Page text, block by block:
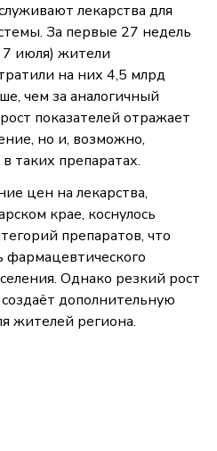
лекарства для
За первые 27 недель
7 июля) жители
на них 4,5 млрд
чем за аналогичный
показателей отражает
но и, возможно,
таких препаратах.
цен на лекарства,
крае, коснулось
препаратов, что
Однако резкий рост
дополнительную
жителей региона.